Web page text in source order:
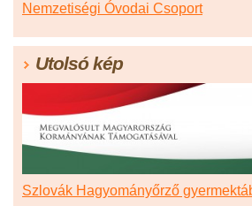
Nemzetiségi Óvodai Csoport
Utolsó kép
Szlovák Hagyományőrző